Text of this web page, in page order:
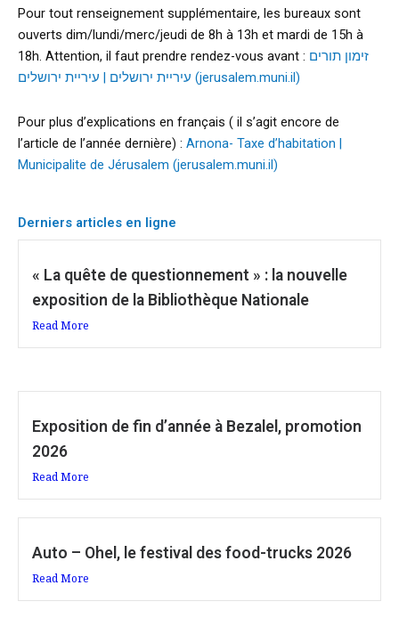
Pour tout renseignement supplémentaire, les bureaux sont
ouverts dim/lundi/merc/jeudi de 8h à 13h et mardi de 15h à
18h. Attention, il faut prendre rendez-vous avant : זימון תורים
עיריית ירושלים | עיריית ירושלים (jerusalem.muni.il)
Pour plus d’explications en français ( il s’agit encore de
l’article de l’année dernière) : Arnona- Taxe d’habitation |
Municipalite de Jérusalem (jerusalem.muni.il)
Derniers articles en ligne
« La quête de questionnement » : la nouvelle
exposition de la Bibliothèque Nationale
Read More
Exposition de fin d’année à Bezalel, promotion
2026
Read More
Auto – Ohel, le festival des food-trucks 2026
Read More